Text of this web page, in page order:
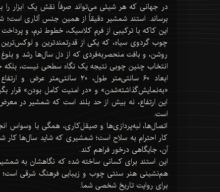
در جهانی که هر شیئی می‌تواند صرفاً نقش یک ابزار
برساند. استند شمشیر دقیقاً از همین جنس آثاری
این کاکه با ترکیبی از فرم کلاسیک، خطوط نرم، و
چوب گردوی سیاه، که یکی از قدرتمندترین و
روشن، و بافت منحصر‌به‌فردی که از دل سال‌ها رشد و
انتخاب چنین چوبی نتیجه یک نگاه سطحی نیست، بلکه
«به‌نمایش‌گذاشته‌شدن» و «در امنیت کامل بودن» قرار
این ارتفاع، نه بیش از حد بلند است که شمشیر در
است.
اتصال‌ها، لبه‌پردازی‌ها و صیقل‌کاری، همگی با وسواس
کار احترام به سلاح است؛ شمشیری که شاید سال‌ها کار
آن، جایگاهی درخور فراهم کند.
این استند برای کسانی ساخته شده که نگاهشان به
هم‌نشینی هنر سنتی چوب و زیبایی فرهنگ شرقی
برای روایت تاریخ شخصی شما.